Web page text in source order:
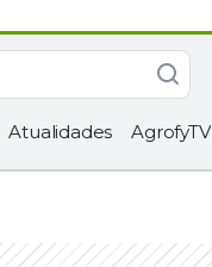
Atualidades AgrofyTV